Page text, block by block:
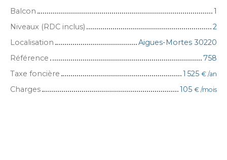
Balcon
1
Niveaux (RDC inclus)
2
Localisation
Aigues-Mortes 30220
Référence
758
Taxe foncière
1 525 € /an
Charges 105 € /mois